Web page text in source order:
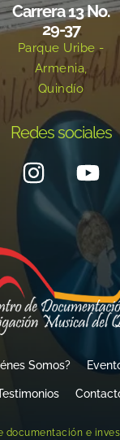
Carrera 13 No.
29-37
Parque Uribe -
Armenia,
Quindío
Redes sociales
Somos?
documentación e